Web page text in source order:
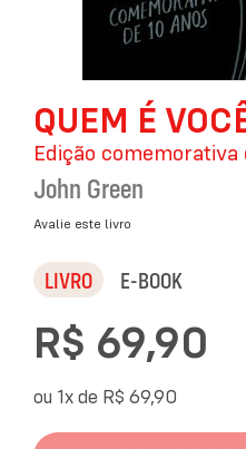
Galeria
QUEM É
Edição comemorativa
John Green
Avalie este livro
LIVRO E-BOOK
R$ 69,90
ou 1x de R$ 69,90